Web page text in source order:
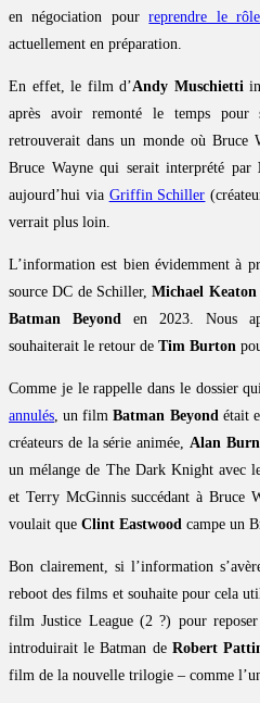
en négociation pourreprendre le
actuellement en préparation.
En effet, le film d’Andy Muschietti
après avoir remonté le temps
retrouverait dans un monde où Bruce
Bruce Wayne qui serait interprété par
aujourd’hui via Griffin Schiller
verrait plus loin.
L’information est bien évidemment à
source DC de Schiller,Michael Keaton
Batman Beyond en 2023. Nous
souhaiterait le retour de Tim Burton
Comme je le rappelle dans le dossier
annulés, un filmBatman Beyondétait
créateurs de la série animée, Alan
un mélange de The Dark Knight avec
et Terry McGinnis succédant à Bruce
voulait que Clint Eastwood campe un
Bon clairement, si l’information
reboot des films et souhaite pour cela
film Justice League (2 ?) pour reposer
introduirait le Batman de Robert
film de la nouvelle trilogie – comme